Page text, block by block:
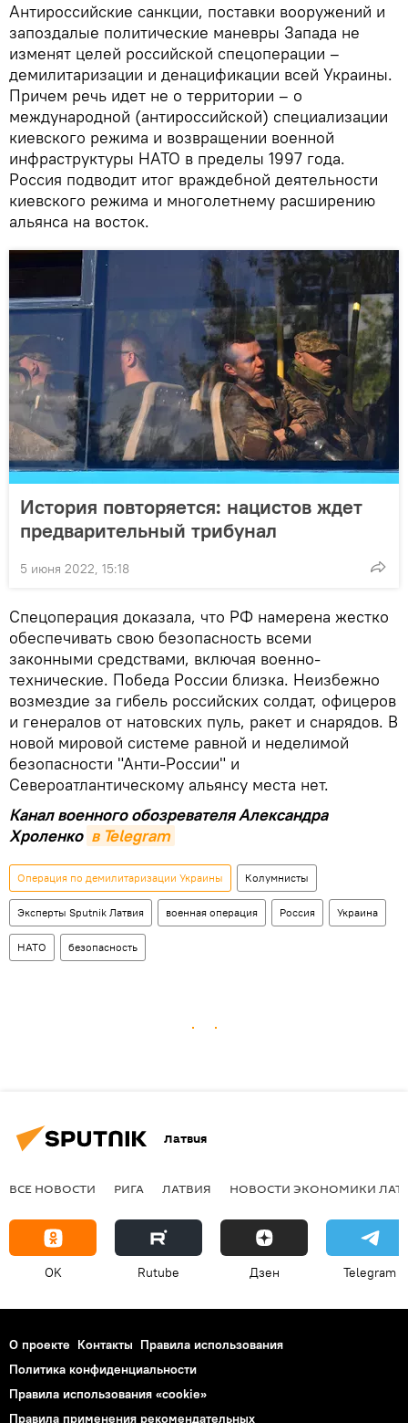
Антироссийские санкции, поставки вооружений и
запоздалые политические маневры Запада не
изменят целей российской спецоперации –
демилитаризации и денацификации всей Украины.
Причем речь идет не о территории – о
международной (антироссийской) специализации
киевского режима и возвращении военной
инфраструктуры НАТО в пределы 1997 года.
Россия подводит итог враждебной деятельности
киевского режима и многолетнему расширению
альянса на восток.
История повторяется: нацистов ждет
предварительный трибунал
5 июня 2022, 15:18
Спецоперация доказала, что РФ намерена жестко
обеспечивать свою безопасность всеми
законными средствами, включая военно-
технические. Победа России близка. Неизбежно
возмездие за гибель российских солдат, офицеров
и генералов от натовских пуль, ракет и снарядов. В
новой мировой системе равной и неделимой
безопасности "Анти-России" и
Североатлантическому альянсу места нет.
Канал военного обозревателя Александра
Хроленко в Telegram
Операция по демилитаризации Украины Колумнисты
Эксперты Sputnik Латвия военная операция Россия Украина
НАТО безопасность
Латвия
ВСЕ НОВОСТИ РИГА ЛАТВИЯ НОВОСТИ ЭКОНОМИКИ
OK Rutube Дзен Telegram
О проекте Контакты Правила использования
Политика конфиденциальности
Правила использования «cookie»
Правила применения рекомендательных